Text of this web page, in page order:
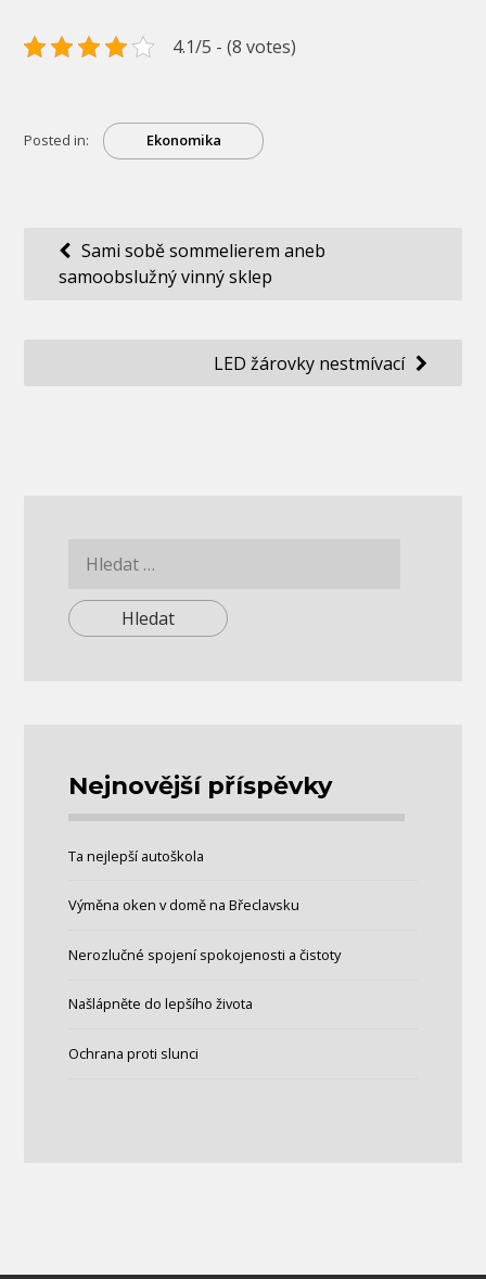
4.1/5 - (8 votes)
Posted in: Ekonomika
Navigace
pro
Sami sobě sommelierem aneb
samoobslužný vinný sklep
LED žárovky nestmívací
Nejnovější příspěvky
Ta nejlepší autoškola
Výměna oken v domě na Břeclavsku
Nerozlučné spojení spokojenosti a čistoty
Našlápněte do lepšího života
Ochrana proti slunci